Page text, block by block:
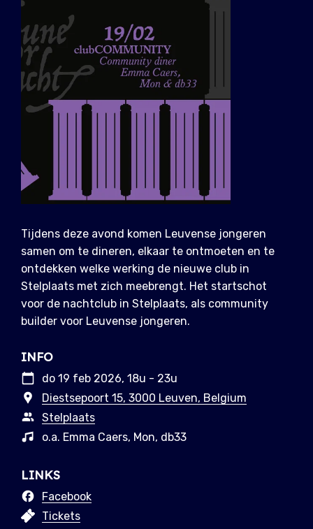
Tijdens deze avond komen Leuvense jongeren
samen om te dineren, elkaar te ontmoeten en te
ontdekken welke werking de nieuwe club in
Stelplaats met zich meebrengt. Het startschot
voor de nachtclub in Stelplaats, als community
builder voor Leuvense jongeren.
INFO
do 19 feb 2026, 18u - 23u
Diestsepoort 15, 3000 Leuven, Belgium
Stelplaats
o.a. Emma Caers, Mon, db33
LINKS
Facebook
Tickets